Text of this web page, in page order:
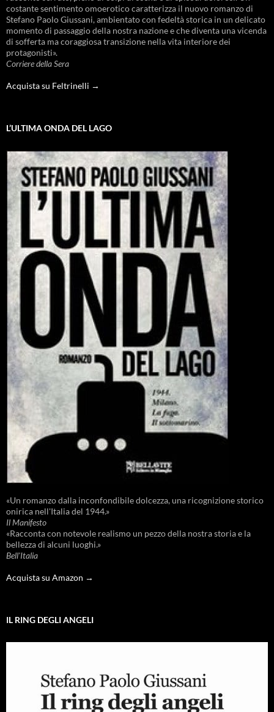
costante sentimento omoerotico caratterizza il nuovo romanzo di
Stefano Paolo Giussani, ambientato con fedeltà storica in un delicato
momento di passaggio della nostra nazione e che diventa una vicenda
di sofferta ma coraggiosa transizione nella vita interiore dei
protagonisti».
Corriere della Sera
Acquista su Feltrinelli →
L’ULTIMA ONDA DEL LAGO
«Un romanzo dalla inconfondibile dolcezza, una ricognizione storico
onirica nell'Italia del 1944.»
Il Manifesto
«Racconta con notevole realismo un pezzo della nostra storia e la
bellezza di alcuni luoghi.»
Bell'Italia
Acquista su Amazon →
IL RING DEGLI ANGELI